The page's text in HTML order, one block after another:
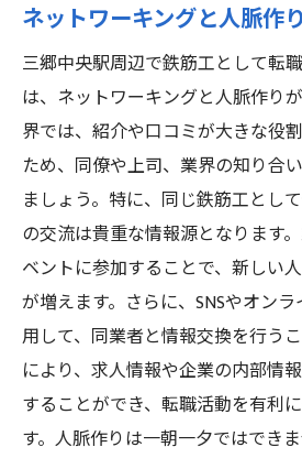
ネットワーキングと人脈作り
三郷中央駅周辺で鉄筋工として転
は、ネットワーキングと人脈作り
界では、紹介や口コミが大きな役
ため、同僚や上司、業界の知り合
ましょう。特に、同じ鉄筋工とし
の交流は貴重な情報源となります
ベントに参加することで、新しい
が増えます。さらに、SNSやオン
用して、同業者と情報交換を行う
により、求人情報や企業の内部情
することができ、転職活動を有利
す。人脈作りは一朝一夕ではでき